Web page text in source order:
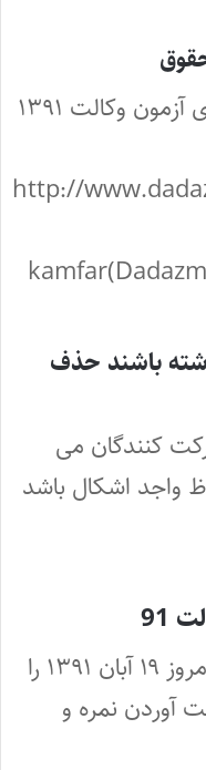
مصاحبه ی استاد کامفر درباره ی آزمون وکالت ۱۳۹۱
[podcast]http://
باشند حذف
کنندگان می
واجد اشکال باشد
91
دفترچه سوالات آزمون وکالت امروز ۱۹ آبان ۱۳۹۱ را
آوردن نمره و